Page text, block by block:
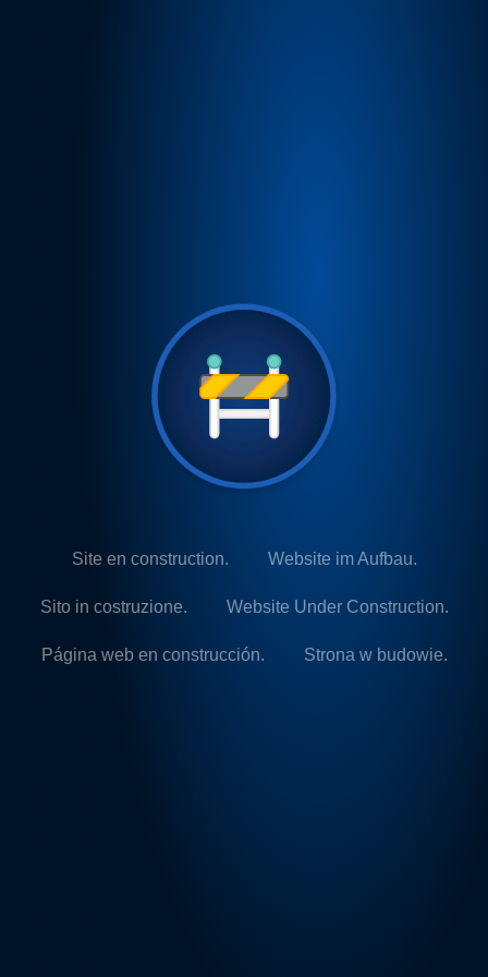
Site en construction. Website im Aufbau.
Sito in costruzione. Website Under Construction.
Página web en construcción. Strona w budowie.